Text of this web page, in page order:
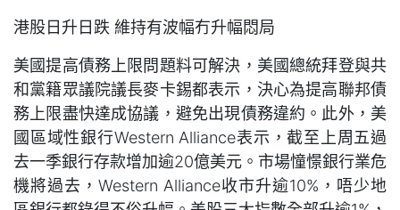
港股日升日跌 維持有波幅冇升幅悶局
美國提高債務上限問題料可解決，美國總統拜登與共
和黨籍眾議院議長麥卡錫都表示，決心為提高聯邦債
務上限盡快達成協議，避免出現債務違約。此外，美
國區域性銀行Western Alliance表示，截至上周五過
去一季銀行存款增加逾20億美元。市場憧憬銀行業危
機將過去，Western Alliance收市升逾10%，唔少地